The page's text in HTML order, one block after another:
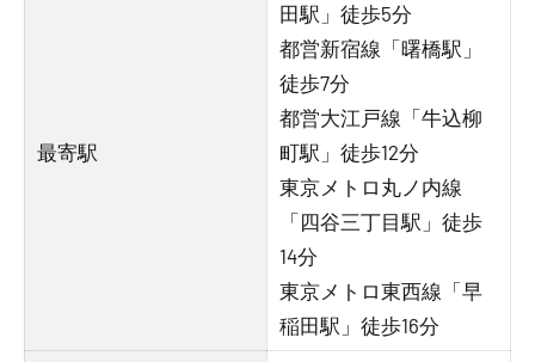
最寄駅
田駅」徒歩5分
都営新宿線「曙橋駅」
徒歩7分
都営大江戸線「牛込柳
町駅」徒歩12分
東京メトロ丸ノ内線
「四谷三丁目駅」徒歩
14分
東京メトロ東西線「早
稲田駅」徒歩16分